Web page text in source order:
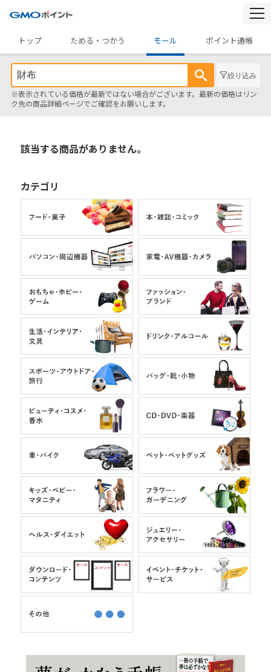
トップ
ためる・つかう モール ポイント通帳
絞り込み
※表示されている価格が最新ではない場合がございます。最新の価格はリン
ク先の商品詳細ページでご確認をお願いします。
該当する商品がありません。
カテゴリ